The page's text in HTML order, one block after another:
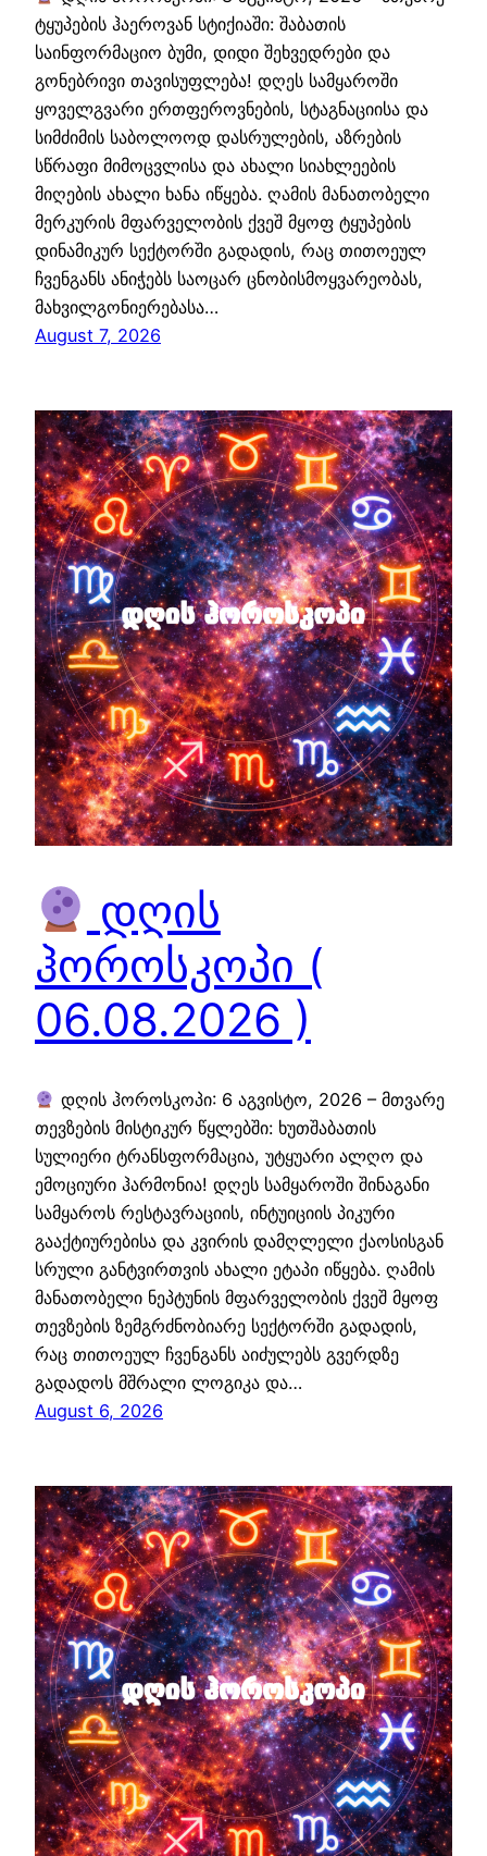
ტყუპების ჰაეროვან სტიქიაში: შაბათის
საინფორმაციო ბუმი, დიდი შეხვედრები და
გონებრივი თავისუფლება! დღეს სამყაროში
ყოველგვარი ერთფეროვნების, სტაგნაციისა და
სიმძიმის საბოლოოდ დასრულების, აზრების
სწრაფი მიმოცვლისა და ახალი სიახლეების
მიღების ახალი ხანა იწყება. ღამის მანათობელი
მერკურის მფარველობის ქვეშ მყოფ ტყუპების
დინამიკურ სექტორში გადადის, რაც თითოეულ
ჩვენგანს ანიჭებს საოცარ ცნობისმოყვარეობას,
მახვილგონიერებასა…
August 7, 2026
დღის
ჰოროსკოპი (
06.08.2026 )
დღის ჰოროსკოპი: 6 აგვისტო, 2026 – მთვარე
თევზების მისტიკურ წყლებში: ხუთშაბათის
სულიერი ტრანსფორმაცია, უტყუარი ალღო და
ემოციური ჰარმონია! დღეს სამყაროში შინაგანი
სამყაროს რესტავრაციის, ინტუიციის პიკური
გააქტიურებისა და კვირის დამღლელი ქაოსისგან
სრული განტვირთვის ახალი ეტაპი იწყება. ღამის
მანათობელი ნეპტუნის მფარველობის ქვეშ მყოფ
თევზების ზემგრძნობიარე სექტორში გადადის,
რაც თითოეულ ჩვენგანს აიძულებს გვერდზე
გადადოს მშრალი ლოგიკა და…
August 6, 2026